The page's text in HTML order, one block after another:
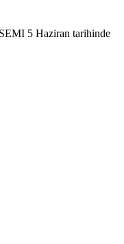
5 Haziran tarihinde